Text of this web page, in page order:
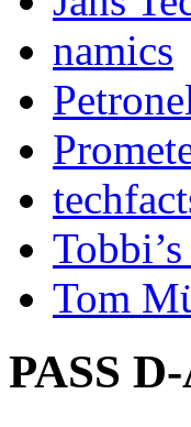
namics
Tom
PASS